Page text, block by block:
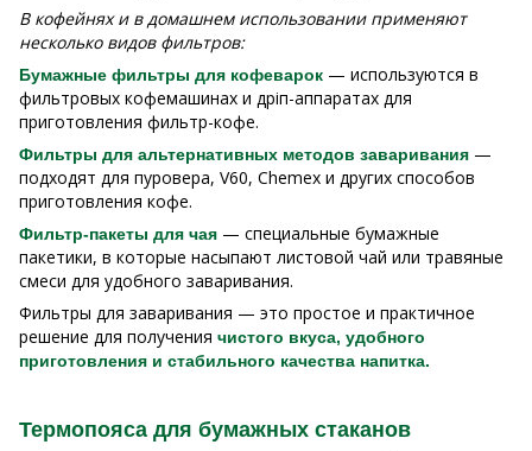
В кофейнях и в домашнем использовании применяют
несколько видов фильтров:
Бумажные фильтры для кофеварок — используются в
фильтровых кофемашинах и дріп-аппаратах для
приготовления фильтр-кофе.
Фильтры для альтернативных методов заваривания —
подходят для пуровера, V60, Chemex и других способов
приготовления кофе.
Фильтр-пакеты для чая — специальные бумажные
пакетики, в которые насыпают листовой чай или травяные
смеси для удобного заваривания.
Фильтры для заваривания — это простое и практичное
решение для получения чистого вкуса, удобного
приготовления и стабильного качества напитка.
Термопояса для бумажных стаканов